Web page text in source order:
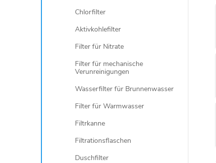
Chlorfilter
Aktivkohlefilter
Filter für Nitrate
Filter für mechanische
Verunreinigungen
Wasserfilter für Brunnenwasser
Filter für Warmwasser
Filtrkanne
Filtrationsflaschen
Duschfilter